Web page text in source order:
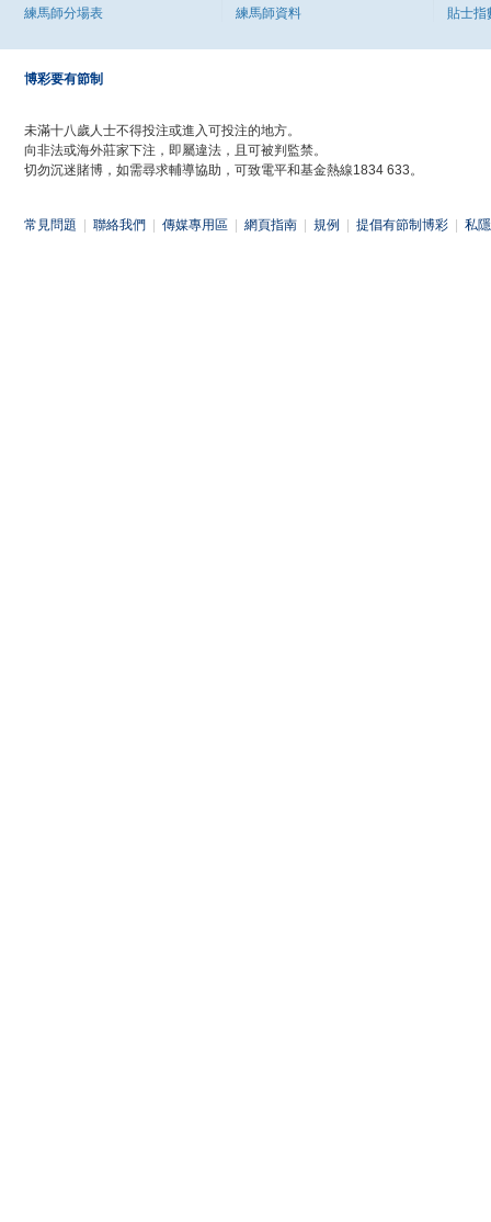
練馬師分場表
練馬師資料
貼士指
博彩要有節制
未滿十八歲人士不得投注或進入可投注的地方。
向非法或海外莊家下注，即屬違法，且可被判監禁。
切勿沉迷賭博，如需尋求輔導協助，可致電平和基金熱線1834 633。
常見問題 聯絡我們 傳媒專用區 網頁指南 規例 提倡有節制博彩 私